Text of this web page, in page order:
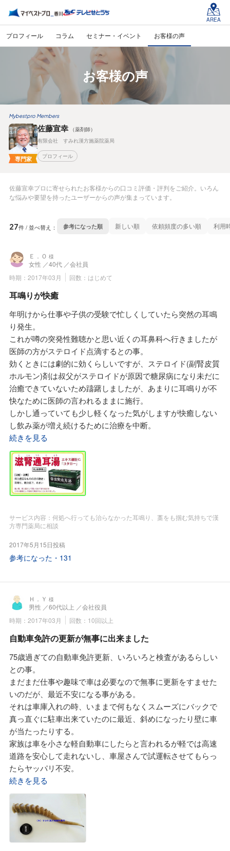
AREA
プロフィール コラム セミナー・イベント お客様の声
お客様の声
Mybestpro Members
専門家
佐藤宣幸
（薬剤師）
有限会社 すみれ漢方施薬院薬局
プロフィール
佐藤宣幸プロに寄せられたお客様からの口コミ評価・評判をご紹介。いろん
な悩みや要望を持ったユーザーからの声が集まっています。
27件 / 並べ替え： 参考になった順 新しい順 依頼頻度の多い順 利用
Ｅ．Ｏ 様
女性 ／40代 ／会社員
時期：2017年03月
回数：はじめて
耳鳴りが快癒
年明けから仕事や子供の受験で忙しくしていたら突然の耳鳴
り発生。
これが噂の突発性難聴かと思い近くの耳鼻科へ行きましたが
医師の方がステロイド点滴するとの事。
効くときには劇的に効くらしいですが、ステロイド(副腎皮質
ホルモン)剤は叔父がステロイドが原因で糖尿病になり未だに
治癒できていないため躊躇しましたが、あまりに耳鳴りが不
快なために医師の言われるままに施行。
しかし通っていても少し軽くなった気がしますが快癒しない
し飲み薬が増え続けるために治療を中断。
そこでNHK文化センターの漢方講座を聴講している友人のす
すめで、)すみれ漢方施薬院薬局の佐藤宣幸先生に予約して御
相談。
血液検査値とお薬手帳を持参して、すみれ漢方施薬院薬局さ
んに行きました。
2時間ほど質問を交えて相談を受けて戴きました。
腎通耳湯という漢方薬と冷えが強いのと腰痛があるのと加齢
佐藤先生は、当薬局では保険で飲める漢方薬は主治医の先生
に診て戴き主治医が必要とされたら処方せんが発行されます
にお得ですと言ってくれました。
私のように冷えがあり基礎体温が36℃以下の人で腰痛があり
耳鳴りもある方には滋腎通耳湯と八味地黄丸の併用かん゛よ
いとか。
その時に普通の八味地黄丸は温める作用の弱い加工附子をし
の強い炮附子を使用しているので是非、主治医の先生に相談
をとアドバイスを戴きました。
後日、近所の内科の先生に診て戴いたら「クラシエ ウチダ
八味丸M」を処方して戴けたので、すみれ漢方施薬院薬局さ
んに処方せんを持って行き「滋腎通耳湯」と「クラシエ ウ
チダ八味丸M」を併用して飲みはじめました。
飲みはじめてすぐに体感できたのは就寝時に靴下が必要なく
なり、ぐっすり朝まで寝られる様になった事。
そして就寝中に何回か排尿のため起きていたのが起きなくな
った事です。
そして服用しだして二ヶ月ほどで、あれほど気に障っていた
耳鳴りが気にならなくなりました。
今は1日3回服用していた滋腎通耳湯を1日2回にしています
が、暫く続けようと思います。
耳鼻科の先生は耳鳴りは気にしていたらどんどん悪化する事
があるので気にしないようにしないさい、慣れなさいと言わ
続きを見る
サービス内容：何処へ行っても治らなかった耳鳴り、藁をも掴む気持ちで漢
方専門薬局に相談
2017年5月15日投稿
参考になった・ 131
Ｈ．Ｙ 様
男性 ／60代以上 ／会社役員
時期：2017年03月
回数：10回以上
自動車免許の更新が無事に出来ました
75歳過ぎての自動車免許更新、いろいろと検査があるらしい
との事。
まだまだ仕事や趣味で車は必要なので無事に更新をすませた
いのだが、最近不安になる事がある。
それは車庫入れの時、いままで何もなくスムーズにバックで
真っ直ぐに駐車出来ていたのに最近、斜めになったり壁に車
が当たったりする。
家族は車を小さな軽自動車にしたらと言われるが軽では高速
道路を安心して走れないし、車屋さんで試運転させてもらっ
たらヤッパリ不安。
先ずは更新をして家族を納得させたいと長年、心身の不調を
治してもらっている、すみれ漢方施薬院薬局さんの佐藤先生
に「更新を完璧にしたい」と相談。
佐藤先生からは漢方薬には「健脳生薬」と言うものが古より
伝承されているので飲まれたらと「牛黄清心元」と「能活
精」と言う動物性生薬配合の漢方薬を薦められました。
続きを見る